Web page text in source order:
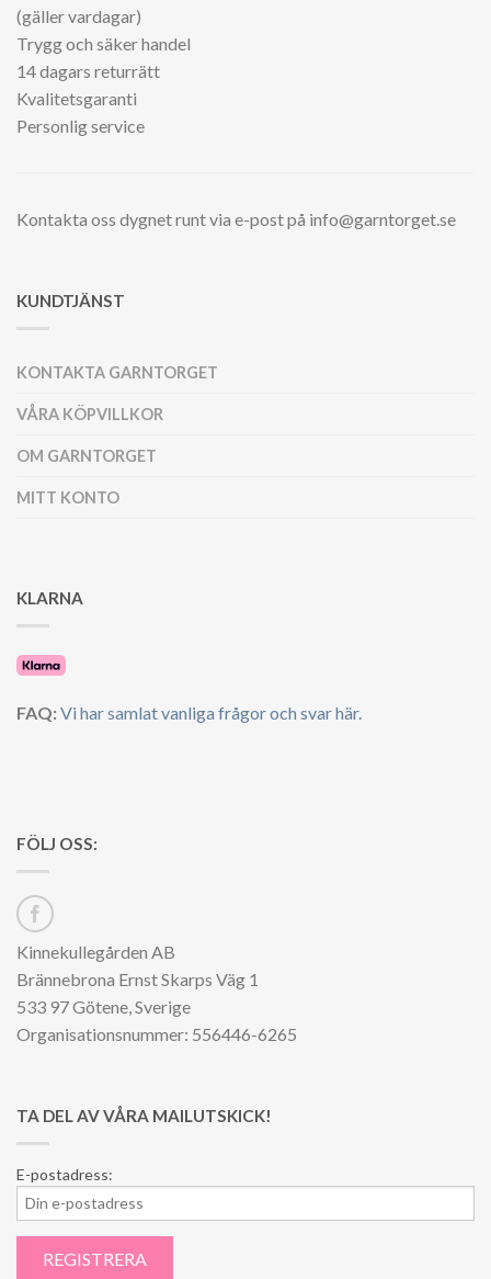
(gäller vardagar)
Trygg och säker handel
14 dagars returrätt
Kvalitetsgaranti
Personlig service
Kontakta oss dygnet runt via e-post på info@garntorget.se
KUNDTJÄNST
KONTAKTA GARNTORGET
VÅRA KÖPVILLKOR
OM GARNTORGET
MITT KONTO
KLARNA
FAQ:Vi har samlat vanliga frågor och svar här.
FÖLJ OSS:
Kinnekullegården AB
Brännebrona Ernst Skarps Väg 1
533 97 Götene, Sverige
Organisationsnummer: 556446-6265
TA DEL AV VÅRA MAILUTSKICK!
E-postadress: